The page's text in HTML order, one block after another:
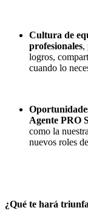
Cultura de
profesionales,
logros,
cuando lo
Agente PRO
como la
nuevos roles
¿Qué te hará